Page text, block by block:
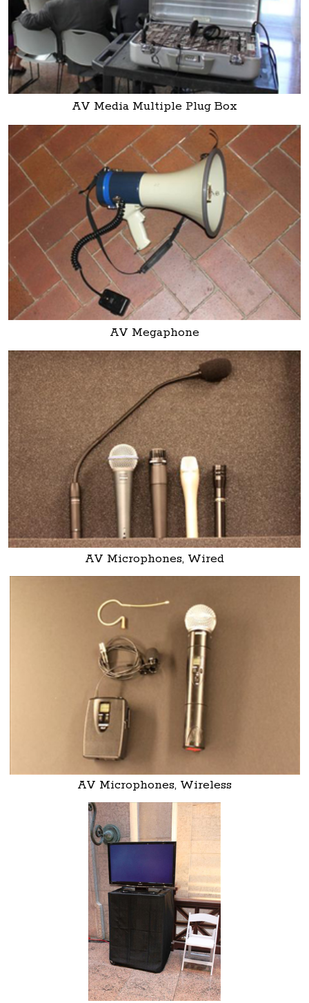
AV Media Multiple Plug Box
AV Megaphone
AV Microphones, Wired
AV Microphones, Wireless